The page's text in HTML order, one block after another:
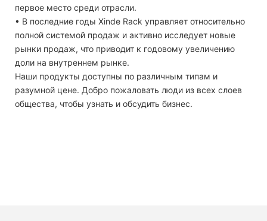
первое место среди отрасли.
• В последние годы Xinde Rack управляет относительно
полной системой продаж и активно исследует новые
рынки продаж, что приводит к годовому увеличению
доли на внутреннем рынке.
Наши продукты доступны по различным типам и
разумной цене. Добро пожаловать люди из всех слоев
общества, чтобы узнать и обсудить бизнес.